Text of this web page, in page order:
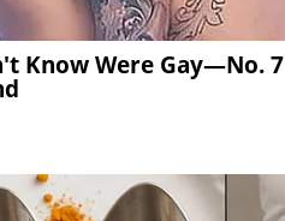
Know Were Gay—No. 7